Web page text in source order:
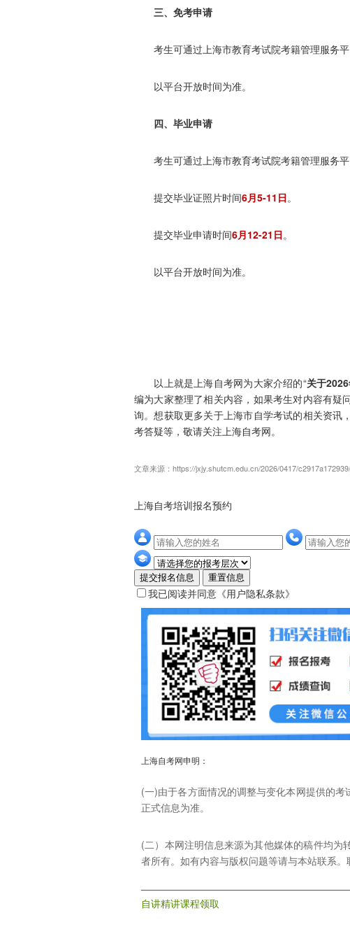
三、免考申请
考生可通过上海市教育考试院考籍管理服务平
以平台开放时间为准。
四、毕业申请
考生可通过上海市教育考试院考籍管理服务平
提交毕业证照片时间6月5-11日。
提交毕业申请时间6月12-21日。
以平台开放时间为准。
以上就是上海自考网为大家介绍的“关于
编为大家整理了相关内容，如果考生对内容有疑
询。想获取更多关于上海市自学考试的相关资讯
考答疑等，敬请关注上海自考网。
文章来源：https://jxjy.shutcm.edu.cn/2026/0417/
上海自考培训报名预约
提交报名信息 重置信息
我已阅读并同意 《用户隐私条款》
上海自考网申明：
(一)由于各方面情况的调整与变化本网提供的
正式信息为准。
(二）本网注明信息来源为其他媒体的稿件均
者所有。如有内容与版权问题等请与本站联系
自讲精讲课程领取